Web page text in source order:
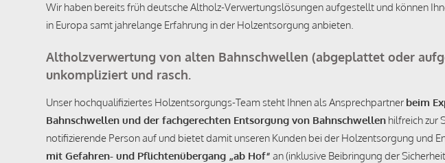
Wir haben bereits früh deutsche Altholz-Verwertungslösungen aufgestellt und können
in Europa samt jahrelange Erfahrung in der Holzentsorgung anbieten.
Altholzverwertung von alten Bahnschwellen (abgeplattet oder
unkompliziert und rasch.
Unser hochqualifiziertes Holzentsorgungs-Team steht Ihnen als Ansprechpartner beim
Bahnschwellen und der fachgerechten Entsorgung von Bahnschwellen hilfreich zur
notifizierende Person auf und bietet damit unseren Kunden bei der Holzentsorgung und
mit Gefahren- und Pflichtenübergang „ab Hof“ an (inklusive Beibringung der